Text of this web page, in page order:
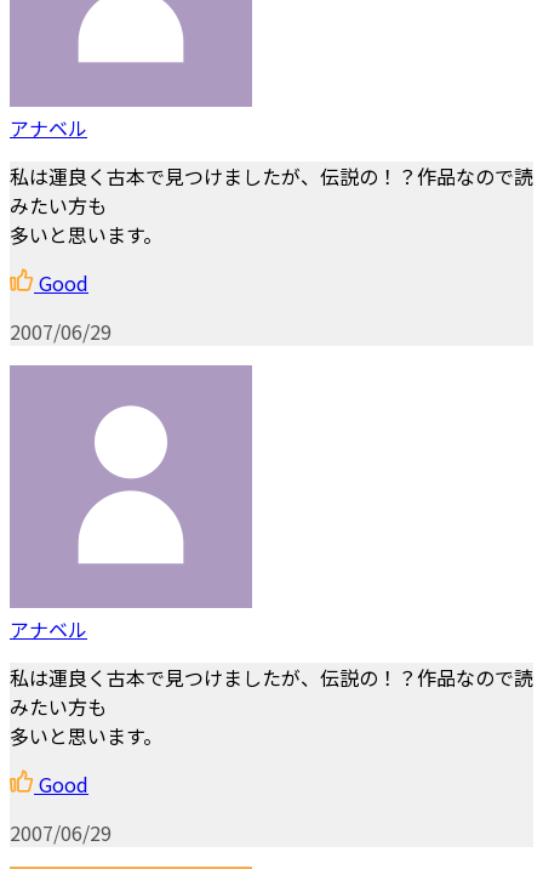
アナベル
私は運良く古本で見つけましたが、伝説の！？作品なので読
みたい方も
多いと思います。
Good
2007/06/29
アナベル
私は運良く古本で見つけましたが、伝説の！？作品なので読
みたい方も
多いと思います。
Good
2007/06/29